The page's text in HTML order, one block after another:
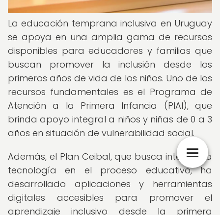
La educación temprana inclusiva en Uruguay
se apoya en una amplia gama de recursos
disponibles para educadores y familias que
buscan promover la inclusión desde los
primeros años de vida de los niños. Uno de los
recursos fundamentales es el Programa de
Atención a la Primera Infancia (PIAI), que
brinda apoyo integral a niños y niñas de 0 a 3
años en situación de vulnerabilidad social.
Además, el Plan Ceibal, que busca integrar la
tecnología en el proceso educativo, ha
desarrollado aplicaciones y herramientas
digitales accesibles para promover el
aprendizaje inclusivo desde la primera